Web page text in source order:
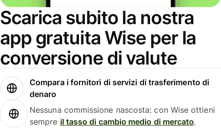
Scarica subito la nostra
app gratuita Wise per la
conversione di valute
Compara i fornitori di servizi di trasferimento di
denaro
Nessuna commissione nascosta: con Wise ottieni
sempre il tasso di cambio medio di mercato.